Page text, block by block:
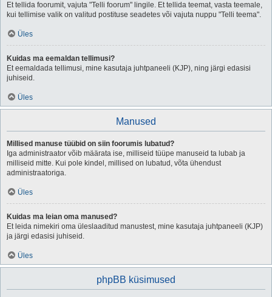
Et tellida foorumit, vajuta "Telli foorum" lingile. Et tellida teemat, vasta teemale,
kui tellimise valik on valitud postituse seadetes või vajuta nuppu "Telli teema".
Üles
Kuidas ma eemaldan tellimusi?
Et eemaldada tellimusi, mine kasutaja juhtpaneeli (KJP), ning järgi edasisi
juhiseid.
Üles
Manused
Millised manuse tüübid on siin foorumis lubatud?
Iga administraator võib määrata ise, milliseid tüüpe manuseid ta lubab ja
milliseid mitte. Kui pole kindel, millised on lubatud, võta ühendust
administraatoriga.
Üles
Kuidas ma leian oma manused?
Et leida nimekiri oma üleslaaditud manustest, mine kasutaja juhtpaneeli (KJP)
ja järgi edasisi juhiseid.
Üles
phpBB küsimused